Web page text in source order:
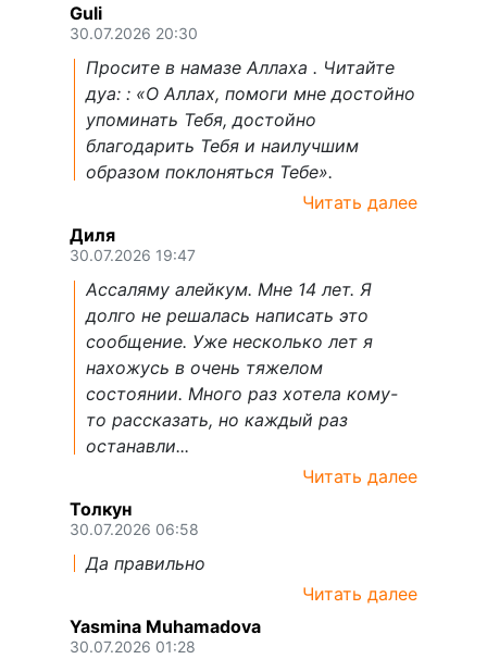
Guli
30.07.2026 20:30
Просите в намазе Аллаха . Читайте
дуа: : «О Аллах, помоги мне достойно
упоминать Тебя, достойно
благодарить Тебя и наилучшим
образом поклоняться Тебе».
Читать далее
Диля
30.07.2026 19:47
Ассаляму алейкум. Мне 14 лет. Я
долго не решалась написать это
сообщение. Уже несколько лет я
нахожусь в очень тяжелом
состоянии. Много раз хотела кому-
то рассказать, но каждый раз
останавли...
Читать далее
Толкун
30.07.2026 06:58
Да правильно
Читать далее
Yasmina Muhamadova
30.07.2026 01:28